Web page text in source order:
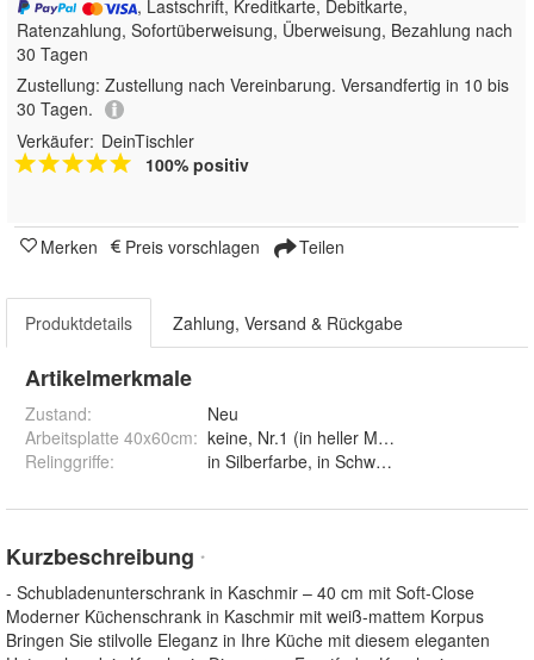
, Lastschrift, Kreditkarte, Debitkarte,
Ratenzahlung, Sofortüberweisung, Überweisung, Bezahlung nach
30 Tagen
Zustellung: Zustellung nach Vereinbarung. Versandfertig in 10 bis
30 Tagen.
Verkäufer: DeinTischler
100% positiv
Merken Preis vorschlagen Teilen
Produktdetails Zahlung, Versand & Rückgabe
Artikelmerkmale
Zustand:
Neu
Arbeitsplatte 40x60cm:
Relinggriffe:
Kurzbeschreibung *
- Schubladenunterschrank in Kaschmir – 40 cm mit Soft-Close
Moderner Küchenschrank in Kaschmir mit weiß-mattem Korpus
Bringen Sie stilvolle Eleganz in Ihre Küche mit diesem eleganten